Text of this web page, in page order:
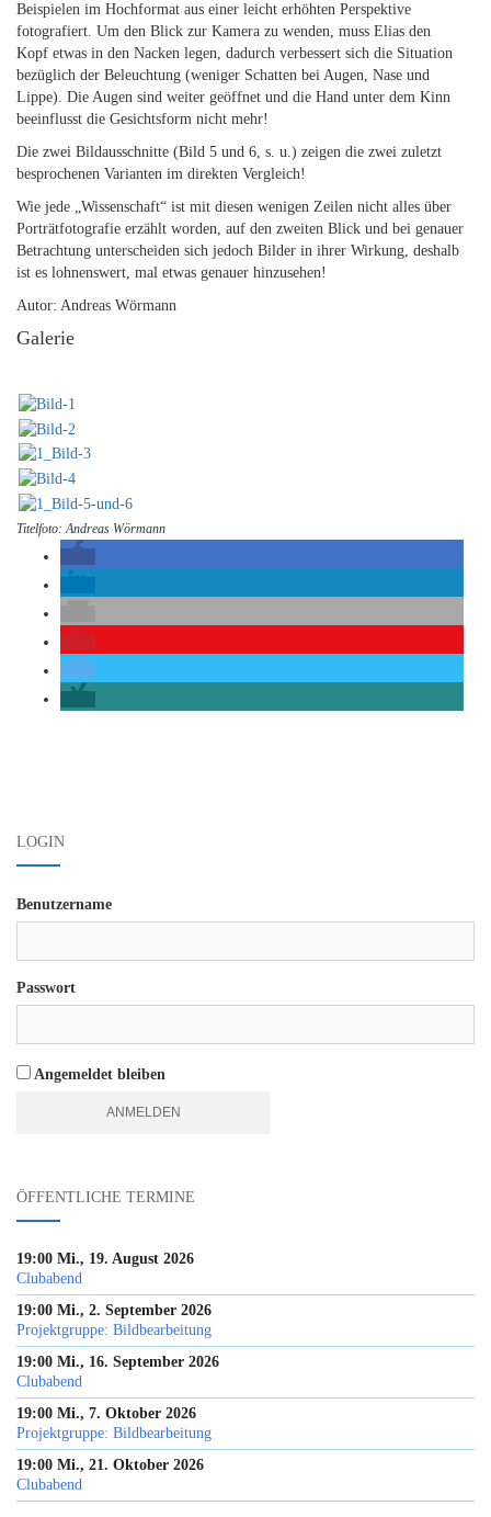
Beispielen im Hochformat aus einer leicht erhöhten Perspektive
fotografiert. Um den Blick zur Kamera zu wenden, muss Elias den
Kopf etwas in den Nacken legen, dadurch verbessert sich die Situation
bezüglich der Beleuchtung (weniger Schatten bei Augen, Nase und
Lippe). Die Augen sind weiter geöffnet und die Hand unter dem Kinn
beeinflusst die Gesichtsform nicht mehr!
Die zwei Bildausschnitte (Bild 5 und 6, s. u.) zeigen die zwei zuletzt
besprochenen Varianten im direkten Vergleich!
Wie jede „Wissenschaft“ ist mit diesen wenigen Zeilen nicht alles über
Porträtfotografie erzählt worden, auf den zweiten Blick und bei genauer
Betrachtung unterscheiden sich jedoch Bilder in ihrer Wirkung, deshalb
ist es lohnenswert, mal etwas genauer hinzusehen!
Autor: Andreas Wörmann
Galerie
Titelfoto: Andreas Wörmann
LOGIN
Benutzername
Passwort
Angemeldet bleiben
ÖFFENTLICHE TERMINE
19:00 Mi., 19. August 2026
Clubabend
19:00 Mi., 2. September 2026
Projektgruppe: Bildbearbeitung
19:00 Mi., 16. September 2026
Clubabend
19:00 Mi., 7. Oktober 2026
Projektgruppe: Bildbearbeitung
19:00 Mi., 21. Oktober 2026
Clubabend